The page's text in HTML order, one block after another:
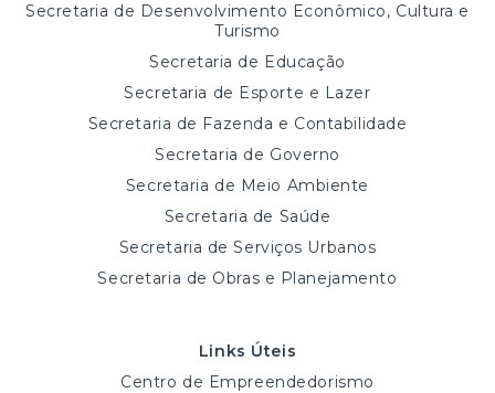
Secretaria de Desenvolvimento Econômico, Cultura e
Turismo
Secretaria de Educação
Secretaria de Esporte e Lazer
Secretaria de Fazenda e Contabilidade
Secretaria de Governo
Secretaria de Meio Ambiente
Secretaria de Saúde
Secretaria de Serviços Urbanos
Secretaria de Obras e Planejamento
Links Úteis
Centro de Empreendedorismo